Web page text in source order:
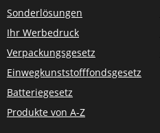
Sonderlösungen
Ihr Werbedruck
Verpackungsgesetz
Einwegkunststofffondsgesetz
Batteriegesetz
Produkte von A-Z